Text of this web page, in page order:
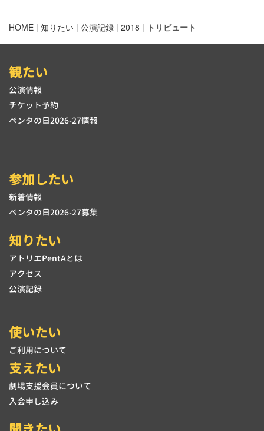
HOME | 知りたい | 公演記録 | 2018 | トリビュート
観たい
公演情報
チケット予約
ペンタの日2026-27情報
参加したい
新着情報
ペンタの日2026-27募集
知りたい
アトリエPentAとは
アクセス
公演記録
使いたい
ご利用について
支えたい
劇場支援会員について
入会申し込み